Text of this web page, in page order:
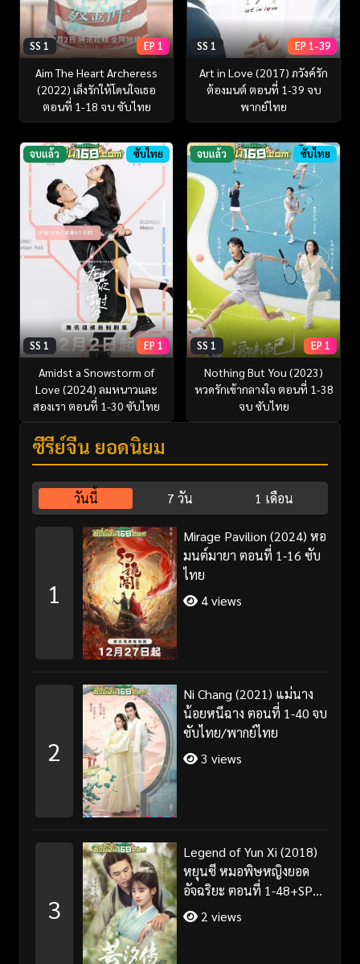
SS 1 EP 1
Aim The Heart Archeress
(2022) เล็งรักให้โดนใจเธอ
ตอนที่ 1-18 จบ ซับไทย
SS 1 EP 1-39
Art in Love (2017) ภวังค์รัก
ต้องมนต์ ตอนที่ 1-39 จบ
พากย์ไทย
จบแล้ว ซับไทย
SS 1 EP 1
Amidst a Snowstorm of
Love (2024) ลมหนาวและ
สองเรา ตอนที่ 1-30 ซับไทย
จบแล้ว ซับไทย
SS 1 EP 1
Nothing But You (2023)
หวดรักเข้ากลางใจ ตอนที่ 1-38
จบ ซับไทย
ซีรี่ย์จีน ยอดนิยม
วันนี้ 7 วัน 1 เดือน
1
Mirage Pavilion (2024) หอ
มนต์มายา ตอนที่ 1-16 ซับ
ไทย
4 views
2
Ni Chang (2021) แม่นาง
น้อยหนีฉาง ตอนที่ 1-40 จบ
ซับไทย/พากย์ไทย
3 views
3
Legend of Yun Xi (2018)
หยุนซี หมอพิษหญิงยอด
อัจฉริยะ ตอนที่ 1-48+SP
จบ พากย์ไทย
2 views